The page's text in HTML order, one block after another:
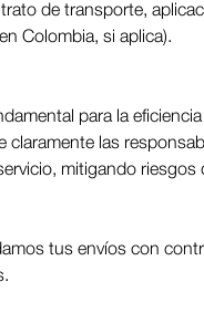
de transporte,
Colombia, si aplica).
para la
claramente las
mitigando
tus envíos con